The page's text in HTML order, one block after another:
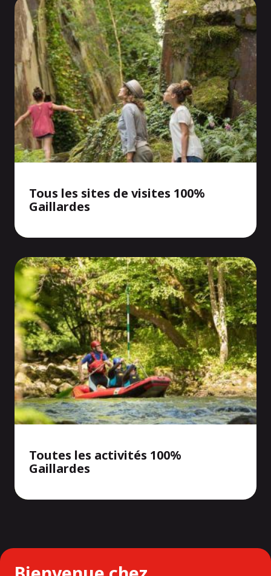
Tous les sites de visites 100%
Gaillardes
Toutes les activités 100%
Gaillardes